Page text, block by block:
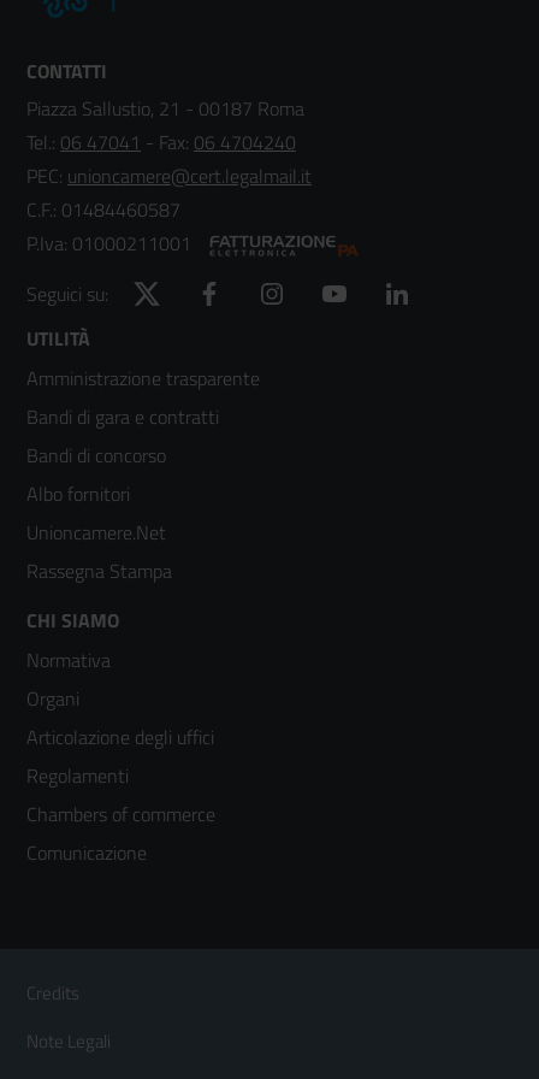
CONTATTI
Piazza Sallustio, 21 - 00187 Roma
Tel.: 06 47041 - Fax: 06 4704240
PEC: unioncamere@cert.legalmail.it
C.F.: 01484460587
P.Iva: 01000211001
Seguici su:
Twitter Facebook Instagram YouTube
Footer
menù
colonna
2
UTILITÀ
Amministrazione trasparente
Bandi di gara e contratti
Bandi di concorso
Albo fornitori
Unioncamere.Net
Rassegna Stampa
Footer
menù
colonna
3
CHI SIAMO
Normativa
Organi
Articolazione degli uffici
Regolamenti
Chambers of commerce
Comunicazione
Footer
Menù
Credits
Note Legali